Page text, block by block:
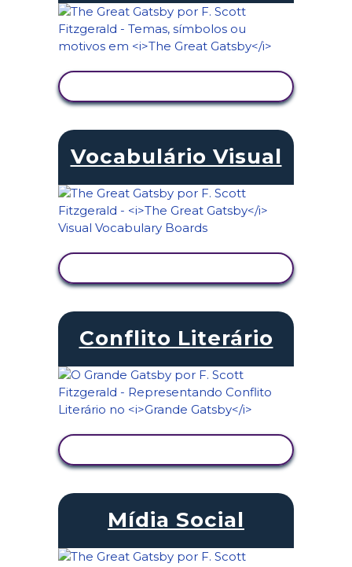
Vocabulário Visual
Conflito Literário
Mídia Social